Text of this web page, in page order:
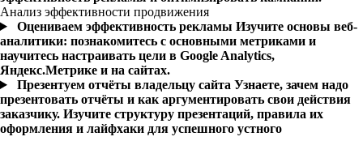
Анализ эффективности продвижения
Оцениваем эффективность рекламы Изучите основы веб-
аналитики: познакомитесь с основными метриками и
научитесь настраивать цели в Google Analytics,
Яндекс.Метрике и на сайтах.
Презентуем отчёты владельцу сайта Узнаете, зачем надо
презентовать отчёты и как аргументировать свои действия
заказчику. Изучите структуру презентаций, правила их
оформления и лайфхаки для успешного устного